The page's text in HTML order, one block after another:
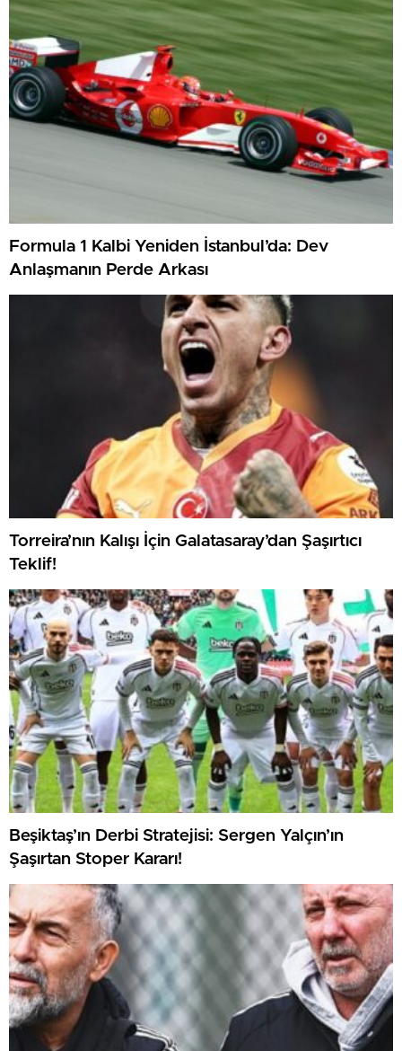
Formula 1 Kalbi Yeniden İstanbul’da: Dev
Anlaşmanın Perde Arkası
Torreira’nın Kalışı İçin Galatasaray’dan Şaşırtıcı
Teklif!
Beşiktaş’ın Derbi Stratejisi: Sergen Yalçın’ın
Şaşırtan Stoper Kararı!